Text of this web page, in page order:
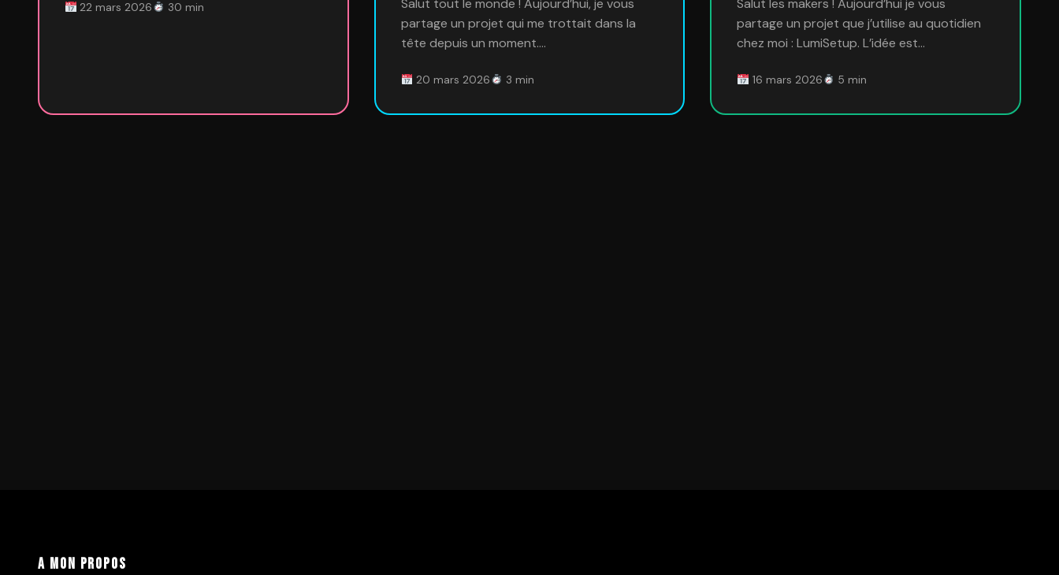
22 mars 2026 30 min
Salut tout le monde ! Aujourd’hui, je vous
partage un projet qui me trottait dans la
tête depuis un moment.…
20 mars 2026 3 min
Salut les makers ! Aujourd’hui je vous
partage un projet que j’utilise au quotidien
chez moi : LumiSetup. L’idée est…
16 mars 2026 5 min
A mon propos